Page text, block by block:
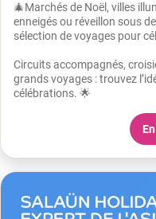
🎄Marchés de Noël, villes
enneigés ou réveillon sous
sélection de voyages pour
Circuits accompagnés,
grands voyages : trouvez
célébrations. 🌟